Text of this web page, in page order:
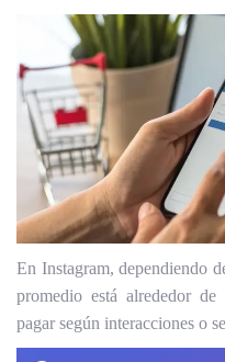
En Instagram, dependiendo
promedio está alrededor de
pagar según interacciones o